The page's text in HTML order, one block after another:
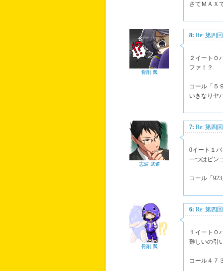
さてＭＡＸ
骨削 瓢
8: Re: 第四
２イート０
ファ！？
コール「５
いきなりヤ
志波 武道
7: Re: 第四
0イート１
一つはビン
コール「
骨削 瓢
6: Re: 第四
１イート０
難しいの引
コール４７